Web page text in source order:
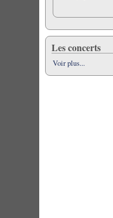
Les concerts
Voir plus...